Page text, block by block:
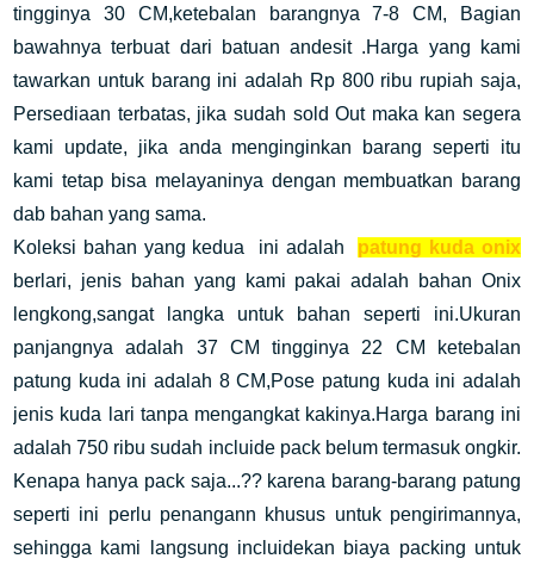
tingginya 30 CM,ketebalan barangnya 7-8 CM, Bagian
bawahnya terbuat dari batuan andesit .Harga yang kami
tawarkan untuk barang ini adalah Rp 800 ribu rupiah saja,
Persediaan terbatas, jika sudah sold Out maka kan segera
kami update, jika anda menginginkan barang seperti itu
kami tetap bisa melayaninya dengan membuatkan barang
dab bahan yang sama.
Koleksi bahan yang kedua ini adalah patung kuda onix
berlari, jenis bahan yang kami pakai adalah bahan Onix
lengkong,sangat langka untuk bahan seperti ini.Ukuran
panjangnya adalah 37 CM tingginya 22 CM ketebalan
patung kuda ini adalah 8 CM,Pose patung kuda ini adalah
jenis kuda lari tanpa mengangkat kakinya.Harga barang ini
adalah 750 ribu sudah incluide pack belum termasuk ongkir.
Kenapa hanya pack saja...?? karena barang-barang patung
seperti ini perlu penangann khusus untuk pengirimannya,
sehingga kami langsung incluidekan biaya packing untuk